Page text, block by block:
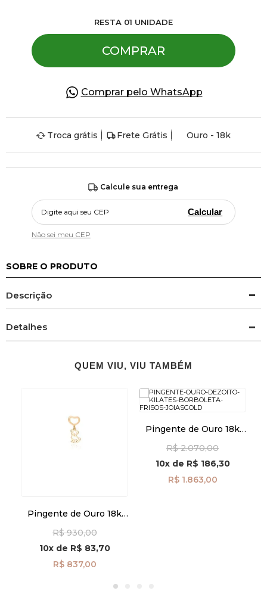
RESTA 01 UNIDADE
COMPRAR
Comprar pelo WhatsApp
Troca grátis Frete Grátis Ouro - 18k
Calcule sua entrega
Calcular
Não sei meu CEP
SOBRE O PRODUTO
Descrição
Detalhes
QUEM VIU, VIU TAMBÉM
Pingente de Ouro 18k
pi24509
R$ 930,00
10xde R$ 83,70
R$ 837,00
Pingente de Ouro 18k
R$ 2.070,00
10xde R$ 186,30
R$ 1.863,00